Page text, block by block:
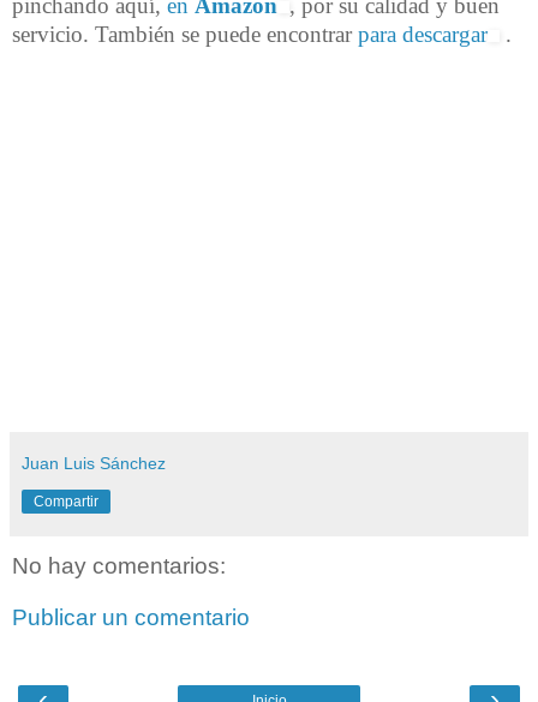
pinchando aquí, en Amazon , por su calidad y buen
servicio. También se puede encontrarpara descargar .
Juan Luis Sánchez
Compartir
No hay comentarios:
Publicar un comentario